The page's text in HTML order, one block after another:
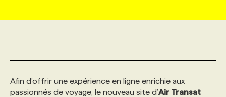
AFFAIRES DE L'INDUSTRIE
INITIATIVES NUMÉRIQUES
WEB & MÉDIAS SOCIAUX
MARKETING DURABLE
INFOLETTRE PUBLICITÉ
ANNONCEZ AVEC NOUS
CONSULTER LA CVTHÈQUE
PROFIL ENTREPRISE
VOIR LES OFFRES
PROFIL CANDIDAT
FAQ
ANNONCEZ AVEC NOUS
NOS FORMATIONS EN LIGNE
NOS PARCOURS DE FORMATIONS
CHASSE DE TÊTE
SERVICE DE CHASSE DE TÊTE
Afin d’offrir une expérience en ligne enrichie aux
passionnés de voyage, le nouveau site d’Air Transat